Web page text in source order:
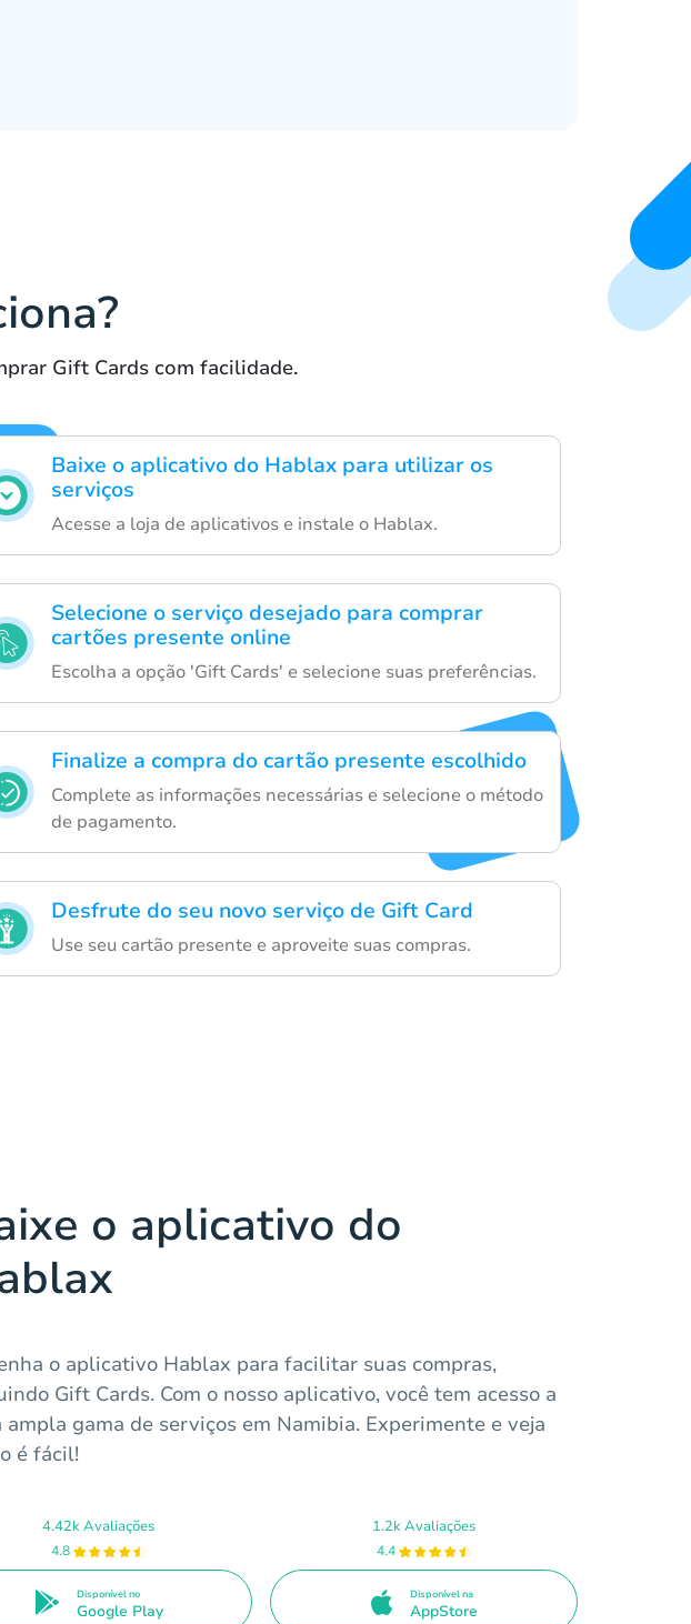
Gift Cards com facilidade.
Baixe o aplicativo do Hablax para utilizar os
serviços
Acesse a loja de aplicativos e instale o Hablax.
Selecione o serviço desejado para comprar
cartões presente online
Escolha a opção 'Gift Cards' e selecione suas preferências.
Finalize a compra do cartão presente escolhido
Complete as informações necessárias e selecione o método
de pagamento.
Desfrute do seu novo serviço de Gift Card
Use seu cartão presente e aproveite suas compras.
o aplicativo do
o aplicativo Hablax para facilitar suas compras,
Gift Cards. Com o nosso aplicativo, você tem acesso a
ampla gama de serviços em Namibia. Experimente e veja
é fácil!
4.42k Avaliações
4.8
Disponível no
Google Play
1.2k Avaliações
4.4
Disponível na
AppStore